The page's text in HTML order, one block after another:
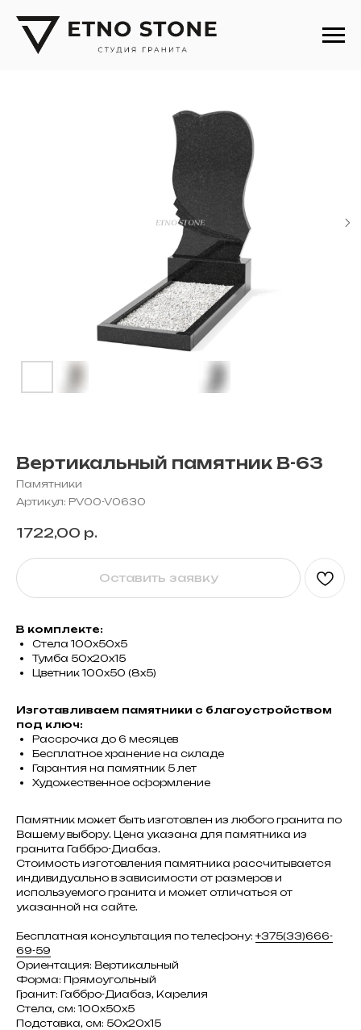
Вертикальный памятник В-63
Памятники
Артикул: PV00-V0630
1722,00 р.
Оставить заявку
В комплекте:
Стела 100х50х5
Тумба 50х20х15
Цветник 100х50 (8х5)
Изготавливаем памятники с благоустройством
под ключ:
Рассрочка до 6 месяцев
Бесплатное хранение на складе
Гарантия на памятник 5 лет
Художественное оформление
Памятник может быть изготовлен из любого гранита по
Вашему выбору. Цена указана для памятника из
гранита Габбро-Диабаз.
Стоимость изготовления памятника рассчитывается
индивидуально в зависимости от размеров и
используемого гранита и может отличаться от
указанной на сайте.
Бесплатная консультация по телефону: +375(33)666-
69-59
Ориентация: Вертикальный
Форма: Прямоугольный
Гранит: Габбро-Диабаз, Карелия
Стела, см: 100х50х5
Подставка, см: 50х20х15